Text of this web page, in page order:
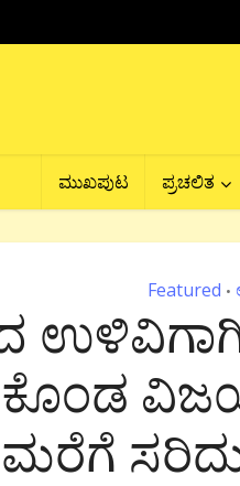
ಮುಖಪುಟ ಪ್ರಚಲಿತ
Featured •